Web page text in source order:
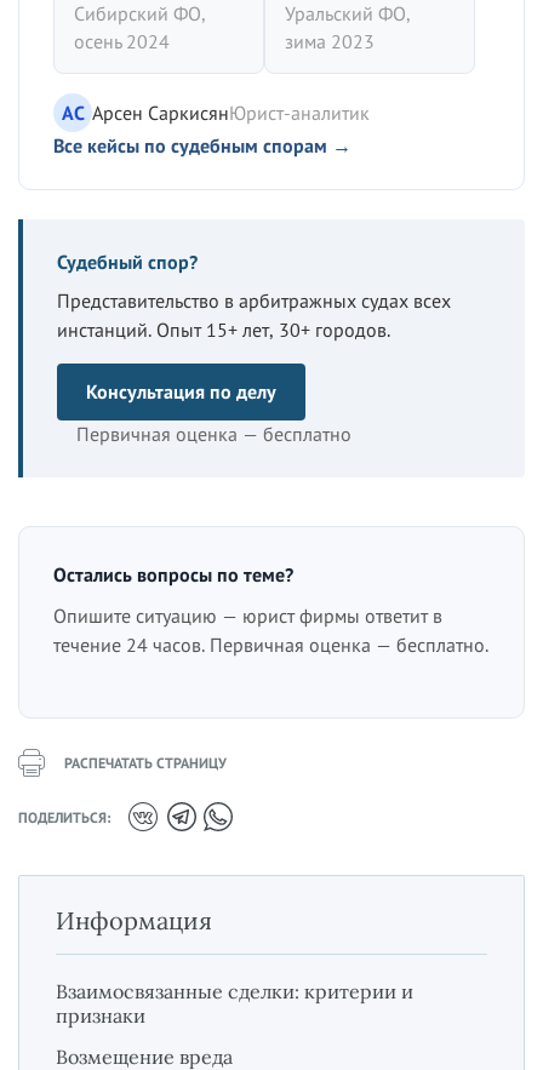
Сибирский ФО,
осень 2024
Уральский ФО,
зима 2023
АС Арсен СаркисянЮрист-аналитик
Все кейсы по судебным спорам →
Судебный спор?
Представительство в арбитражных судах всех
инстанций. Опыт 15+ лет, 30+ городов.
Консультация по делу
Первичная оценка — бесплатно
Остались вопросы по теме?
Опишите ситуацию — юрист фирмы ответит в
течение 24 часов. Первичная оценка — бесплатно.
РАСПЕЧАТАТЬ СТРАНИЦУ
ПОДЕЛИТЬСЯ:
Информация
Взаимосвязанные сделки: критерии и
признаки
Возмещение вреда